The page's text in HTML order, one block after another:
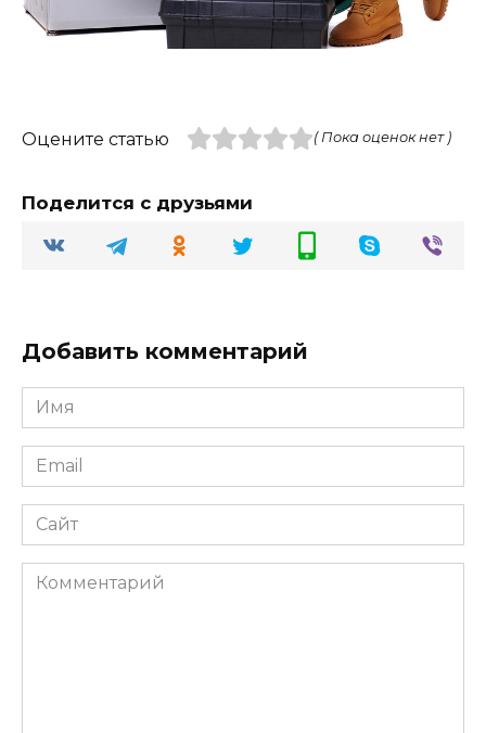
Оцените статью ( Пока оценок нет )
Поделится с друзьями
Добавить комментарий
Имя
Email
Сайт
Комментарий